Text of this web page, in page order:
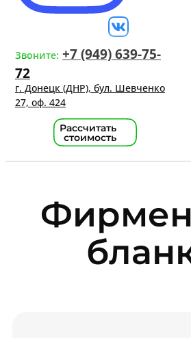
Звоните: +7 (949) 639-75-
72
г. Донецк (ДНР), бул. Шевченко
27, оф. 424
Рассчитать
стоимость